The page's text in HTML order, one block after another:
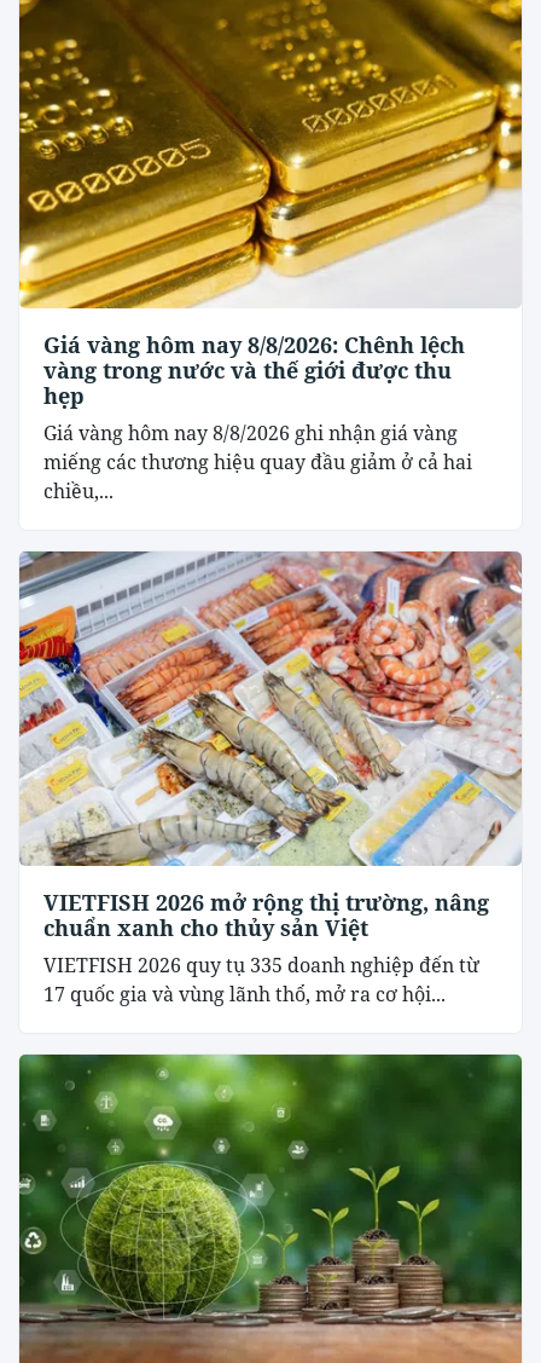
Giá vàng hôm nay 8/8/2026: Chênh lệch
vàng trong nước và thế giới được thu
hẹp
Giá vàng hôm nay 8/8/2026 ghi nhận giá vàng
miếng các thương hiệu quay đầu giảm ở cả hai
chiều,...
VIETFISH 2026 mở rộng thị trường, nâng
chuẩn xanh cho thủy sản Việt
VIETFISH 2026 quy tụ 335 doanh nghiệp đến từ
17 quốc gia và vùng lãnh thổ, mở ra cơ hội...